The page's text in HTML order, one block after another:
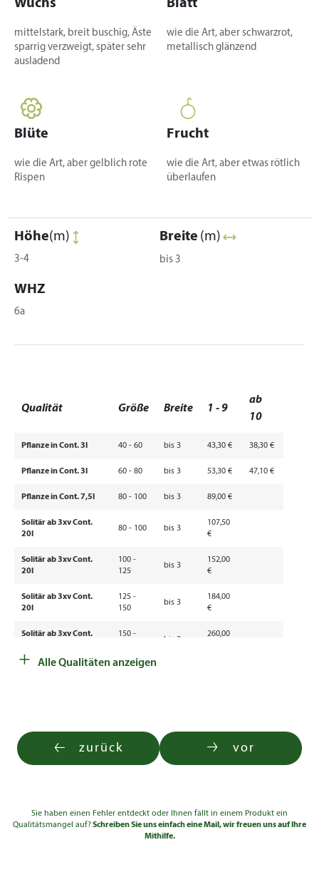
Wuchs
mittelstark, breit buschig, Äste
sparrig verzweigt, später sehr
ausladend
Blatt
wie die Art, aber schwarzrot,
metallisch glänzend
Blüte
wie die Art, aber gelblich rote
Rispen
Frucht
wie die Art, aber etwas rötlich
überlaufen
Höhe(m)
3-4
Breite (m)
bis 3
WHZ
6a
Qualität Größe Breite 1 - 9
ab
10
Pflanze in Cont. 3l 40 - 60 bis 3 43,30 € 38,30 €
Pflanze in Cont. 3l 60 - 80 bis 3 53,30 € 47,10 €
Pflanze in Cont. 7,5l 80 - 100 bis 3 89,00 €
Solitär ab 3xv Cont.
20l
80 - 100 bis 3
107,50
€
Solitär ab 3xv Cont.
20l
100 -
125
bis 3
152,00
€
Solitär ab 3xv Cont.
20l
125 -
150
bis 3
184,00
€
Solitär ab 3xv Cont.
150 -
bis 3
260,00
+ Alle Qualitäten anzeigen
zurück vor
Sie haben einen Fehler entdeckt oder Ihnen fällt in einem Produkt ein
Qualitätsmangel auf?Schreiben Sie uns einfach eine Mail, wir freuen uns auf Ihre
Mithilfe.